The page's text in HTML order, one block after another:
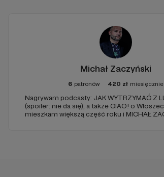
Michał Zaczyński
6 patronów 420 zł miesięcznie
Nagrywam podcasty: JAK WYTRZYMAĆ Z
(spoiler: nie da się), a także CIAO! o
mieszkam większą część roku i MICHAŁ